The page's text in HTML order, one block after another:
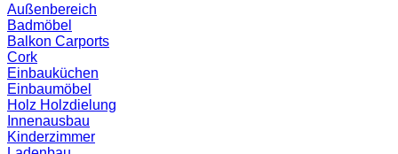
Außenbereich
Badmöbel
Balkon Carports
Cork
Einbauküchen
Einbaumöbel
Holz Holzdielung
Innenausbau
Kinderzimmer